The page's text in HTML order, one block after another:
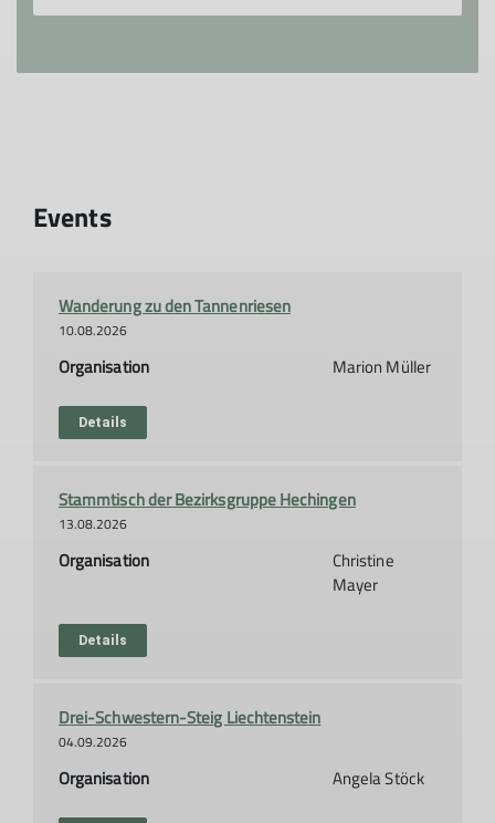
Events
Wanderung zu den Tannenriesen
10.08.2026
Organisation Marion Müller
Details
Stammtisch der Bezirksgruppe Hechingen
13.08.2026
Organisation
Christine
Mayer
Details
Drei-Schwestern-Steig Liechtenstein
04.09.2026
Organisation Angela Stöck